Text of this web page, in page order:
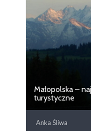
Małopolska –
turystyczne
Anka Śliwa